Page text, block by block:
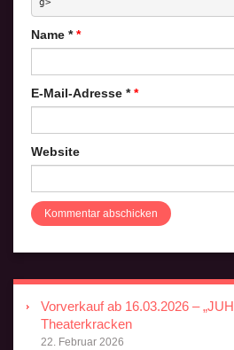
g>
Name *
E-Mail-Adresse *
Website
Vorverkauf ab 16.03.2026 –
Theaterkracken
22. Februar 2026